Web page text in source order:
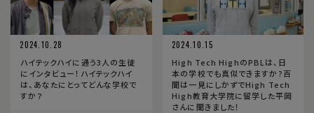
す
る
2024.10.28
ハイテックハイに通う3人の生徒
にインタビュー！ハイテックハイ
は、あなたにとってどんな学校で
すか？
2024.10.15
High Tech HighのPBLは、日
本の学校でも真似できますか?百
聞は一見にしかずでHigh Tech
High教育大学院に留学した平岡
さんに聞きました！